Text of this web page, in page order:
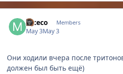
mceco Members
May 3May 3
Они ходили вчера после
должен был быть ещё)